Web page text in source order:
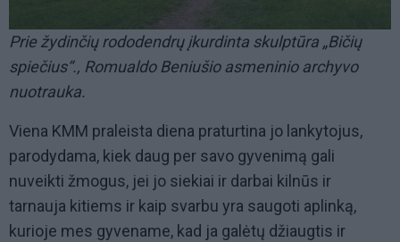
Prie žydinčių rododendrų įkurdinta skulptūra „Bičių
spiečius“., Romualdo Beniušio asmeninio archyvo
nuotrauka.
Viena KMM praleista diena praturtina jo lankytojus,
parodydama, kiek daug per savo gyvenimą gali
nuveikti žmogus, jei jo siekiai ir darbai kilnūs ir
tarnauja kitiems ir kaip svarbu yra saugoti aplinką,
kurioje mes gyvename, kad ja galėtų džiaugtis ir